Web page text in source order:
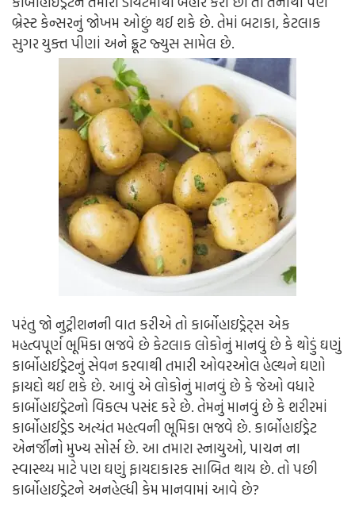
બ્રેસ્ટ કેન્સરનું જોખમ ઓછું થઈ શકે છે. તેમાં બટાકા, કેટલાક
સુગર યુક્ત પીણાં અને ફ્રૂટ જ્યુસ સામેલ છે.
પરંતુ જો નુટ્રીશનની વાત કરીએ તો કાર્બોહાઇડ્રેટ્સ એક
મહત્વપૂર્ણ ભૂમિકા ભજવે છે કેટલાક લોકોનું માનવું છે કે થોડું ઘણું
કાર્બોહાઈડ્રેટનું સેવન કરવાથી તમારી ઓવરઓલ હેલ્થને ઘણો
ફાયદો થઈ શકે છે. આવું એ લોકોનું માનવું છે કે જેઓ વધારે
કાર્બોહાઇડ્રેટનો વિકલ્પ પસંદ કરે છે. તેમનું માનવું છે કે શરીરમાં
કાર્બોહાઈડ્રેડ અત્યંત મહત્વની ભૂમિકા ભજવે છે. કાર્બોહાઈડ્રેટ
એનર્જીનો મુખ્ય સોર્સ છે. આ તમારા સ્નાયુઓ, પાચન ના
સ્વાસ્થ્ય માટે પણ ઘણું ફાયદાકારક સાબિત થાય છે. તો પછી
કાર્બોહાઇડ્રેટને અનહેલ્ધી કેમ માનવામાં આવે છે?